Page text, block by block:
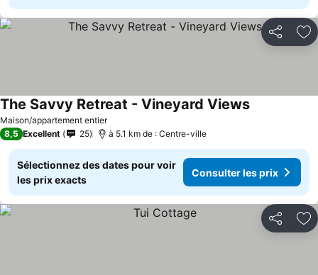
Partager
Maison/appartement entier
The Savvy Retreat - Vineyard Views
8,5 Excellent 25 à 5.1 km de : Centre-ville
Sélectionnez des dates pour voir
les prix exacts
Consulter les prix
Partager